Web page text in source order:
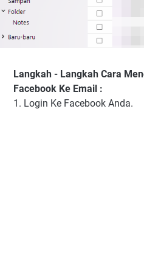
Langkah - Langkah Cara
Facebook Ke Email :
1. Login Ke Facebook Anda.